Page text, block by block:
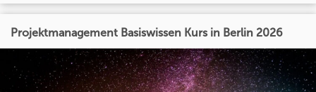
Projektmanagement Basiswissen Kurs in Berlin 2026